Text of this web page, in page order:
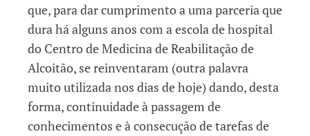
que, para dar cumprimento a uma parceria que
dura há alguns anos com a escola de hospital
do Centro de Medicina de Reabilitação de
Alcoitão, se reinventaram (outra palavra
muito utilizada nos dias de hoje) dando, desta
forma, continuidade à passagem de
conhecimentos e à consecução de tarefas de